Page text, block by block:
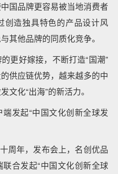
国品牌更容易被当地消费者
创造独具特色的产品设计风
其他品牌的同质化竞争。
更好嫁接，不断打造“国潮”
供应链优势，越来越多的中
文化“出海”的新活力。
发起“中国文化创新全球发
周年，发布会上，名创优品
合发起“中国文化创新全球